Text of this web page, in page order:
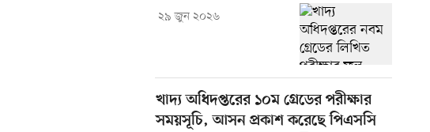
২৯ জুন ২০২৬
খাদ্য অধিদপ্তরের ১০ম গ্রেডের পরীক্ষার
সময়সূচি, আসন প্রকাশ করেছে পিএসসি